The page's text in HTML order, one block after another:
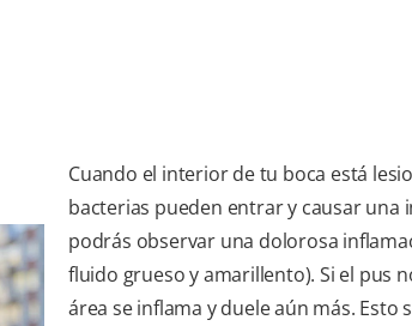
Cuando el interior de tu boca está
bacterias pueden entrar y causar una
podrás observar una dolorosa
fluido grueso y amarillento). Si el pus
área se inflama y duele aún más. Esto